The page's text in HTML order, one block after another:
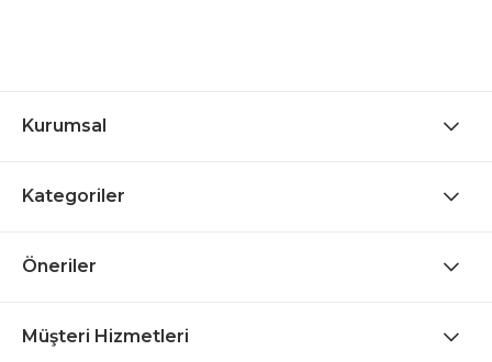
Kurumsal
Kategoriler
Öneriler
Müşteri Hizmetleri